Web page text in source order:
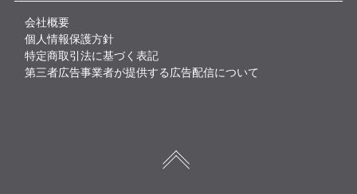
会社概要
個人情報保護方針
特定商取引法に基づく表記
第三者広告事業者が提供する広告配信について